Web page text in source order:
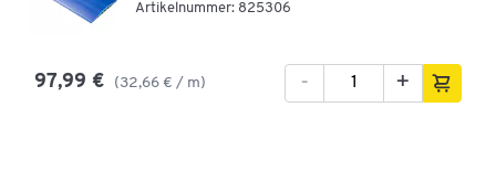
Artikelnummer: 825306
97,99 € (32,66 € / m) +
-